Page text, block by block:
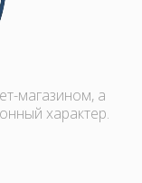
магазином, а
характер.